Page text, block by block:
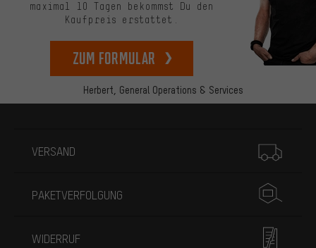
Herbert, General Operations & Services
maximal 10 Tagen bekommst Du den
Kaufpreis erstattet.
zum Formular
VERSAND
PAKETVERFOLGUNG
WIDERRUF